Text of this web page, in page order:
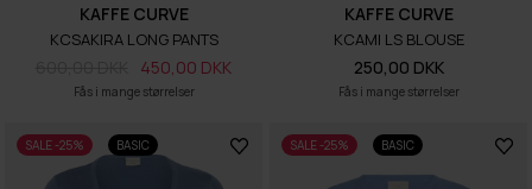
Fås i mange størrelser
KAFFE CURVE
KCSAKIRA LONG PANTS
450,00 DKK
Fås i mange størrelser
KAFFE CURVE
KCAMI LS BLOUSE
250,00 DKK
SALE -25% BASIC SALE -25% BASIC